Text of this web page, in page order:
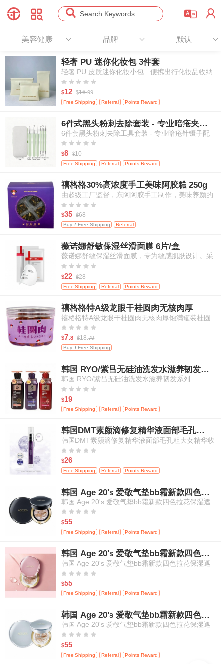
   Search Keywords... 
美容健康 品牌 默认
轻奢 PU 迷你化妆包 3件套
轻奢 PU 皮质迷你化妆小包，便携出行化妆品收纳
袋，女士小型洗漱收纳手拿包
    
$12 $16.99
Free Shipping Referral Points Reward
6件式黑头粉刺去除套装 - 专业暗疮夹配皮质收纳盒
6件套黑头粉刺去除工具套装 - 专业暗疮针镊子配
皮质收纳盒 美容师推荐
    
$8 $10
Free Shipping Referral Points Reward
禧格格30%高浓度手工美味阿胶糕 250g
由超级工厂监督，东阿阿胶手工制作，美味养颜的
零食，补气血、补肾健脾。配料：阿胶、核桃、枸
杞、黑芝麻、冰糖。女人告别黄脸的滋补零食。
    
$35 $68
Buy 2 Free Shipping Referral
薇诺娜舒敏保湿丝滑面膜 6片/盒
薇诺娜舒敏保湿丝滑面膜，专为敏感肌肤设计。采
用卓效配方，蕴含马齿苋精华和透明质酸钠，提供
深层滋润与保湿，同时舒缓干燥和减少肌肤刺激，
帮助肌肤保持水润、舒缓和光滑。
    
$22 $28
Free Shipping Referral Points Reward
禧格格特A级龙眼干桂圆肉无核肉厚
禧格格特A级龙眼干桂圆肉无核肉厚饱满罐装桂圆
干高品质补气滋养
    
$7.8 $18.79
Buy 9 Free Shipping
韩国 RYO/紫吕无硅油洗发水滋养韧发系列
韩国 RYO/紫吕无硅油洗发水滋养韧发系列
    
$19
Free Shipping Referral Points Reward
韩国DMT素颜滴修复精华液面部毛孔粗大女精华收缩毛孔 一盒 15ml + 5ml小盒装
韩国DMT素颜滴修复精华液面部毛孔粗大女精华收
缩毛孔 一盒 15ml + 5ml小盒装
    
$26
Free Shipping Referral Points Reward
韩国 Age 20's 爱敬气垫bb霜新款四色拉花保湿遮瑕粉底膏水粉 14g*2 黑盒
韩国 Age 20's 爱敬气垫bb霜新款四色拉花保湿遮
瑕粉底膏水粉 14g*2 黑盒
    
$55
Free Shipping Referral Points Reward
韩国 Age 20's 爱敬气垫bb霜新款四色拉花保湿遮瑕粉底膏水粉 14g*2 粉盒
韩国 Age 20's 爱敬气垫bb霜新款四色拉花保湿遮
瑕粉底膏水粉 14g*2 粉盒
    
$55
Free Shipping Referral Points Reward
韩国 Age 20's 爱敬气垫bb霜新款四色拉花保湿遮瑕粉底膏水粉 14g*2 白盒
韩国 Age 20's 爱敬气垫bb霜新款四色拉花保湿遮
瑕粉底膏水粉 14g*2 白盒
    
$55
Free Shipping Referral Points Reward